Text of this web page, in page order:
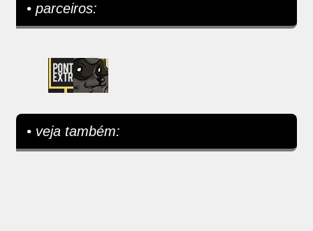
• parceiros:
• veja também: